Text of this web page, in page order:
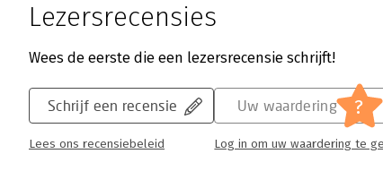
Lezersrecensies
Wees de eerste die een lezersrecensie schrijft!
Schrijf een recensie
Lees ons recensiebeleid
Uw waardering ?
Log in om uw waardering te